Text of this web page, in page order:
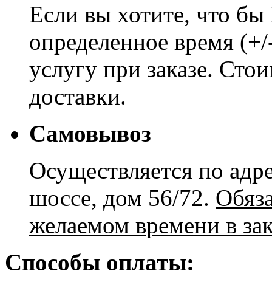
Если вы хотите, что
определенное время
услугу при заказе.
доставки.
Самовывоз
Осуществляется по
шоссе, дом 56/72.
желаемом времени в
Способы оплаты: